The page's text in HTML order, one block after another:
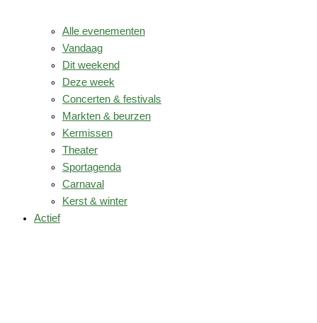
Alle evenementen
Vandaag
Dit weekend
Deze week
Concerten & festivals
Markten & beurzen
Kermissen
Theater
Sportagenda
Carnaval
Kerst & winter
Actief